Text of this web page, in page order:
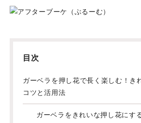
目次
ガーベラを押し花で長く楽しむ！き
コツと活用法
ガーベラをきれいな押し花にす